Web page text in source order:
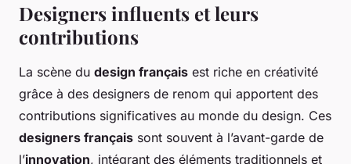
Designers influents et leurs
contributions
La scène du design français est riche en créativité
grâce à des designers de renom qui apportent des
contributions significatives au monde du design. Ces
designers français sont souvent à l’avant-garde de
l’innovation, intégrant des éléments traditionnels et